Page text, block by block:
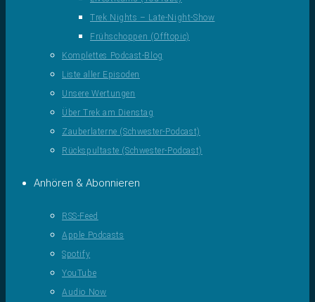
Trek Nights – Late-Night-Show
Frühschoppen (Offtopic)
Komplettes Podcast-Blog
Liste aller Episoden
Unsere Wertungen
Über Trek am Dienstag
Zauberlaterne (Schwester-Podcast)
Rückspultaste (Schwester-Podcast)
Anhören & Abonnieren
RSS-Feed
Apple Podcasts
Spotify
YouTube
Audio Now